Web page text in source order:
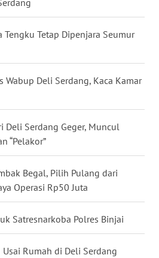
Tengku Tetap Dipenjara Seumur
Wabup Deli Serdang, Kaca Kamar
Deli Serdang Geger, Muncul
“Pelakor”
Begal, Pilih Pulang dari
Operasi Rp50 Juta
Satresnarkoba Polres Binjai
Rumah di Deli Serdang